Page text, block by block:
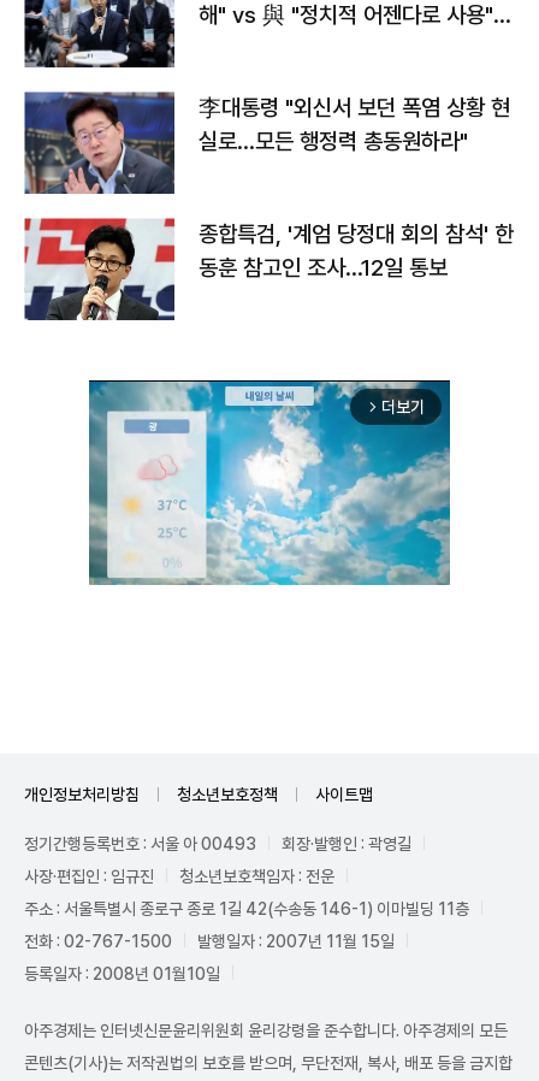
해" vs 與 "정치적 어젠다로 사용"
李대통령 "외신서 보던 폭염 상황 현
실로…모든 행정력 총동원하라"
종합특검, '계엄 당정대 회의 참석' 한
동훈 참고인 조사...12일 통보
arrow_forward_ios 더보기
개인정보처리방침 청소년보호정책 사이트맵
정기간행등록번호 : 서울 아 00493
회장·발행인 : 곽영길
사장·편집인 : 임규진
청소년보호책임자 : 전운
주소 : 서울특별시 종로구 종로 1길 42(수송동 146-1) 이마빌딩 11층
전화 : 02-767-1500
발행일자 : 2007년 11월 15일
등록일자 : 2008년 01월10일
아주경제는 인터넷신문윤리위원회 윤리강령을 준수합니다. 아주경제의 모든
콘텐츠(기사)는 저작권법의 보호를 받으며, 무단전재, 복사, 배포 등을 금지합